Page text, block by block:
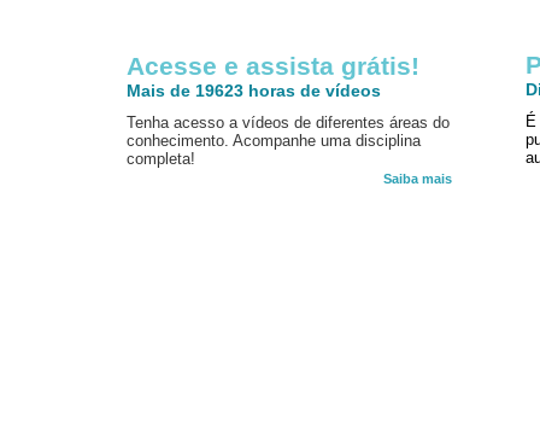
Acesse e assista grátis!
Mais de 19623 horas de vídeos
Tenha acesso a vídeos de diferentes áreas do
conhecimento. Acompanhe uma disciplina
completa!
Saiba mais